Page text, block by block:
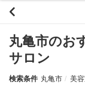
丸亀市のお
サロン
検索条件 丸亀市 美